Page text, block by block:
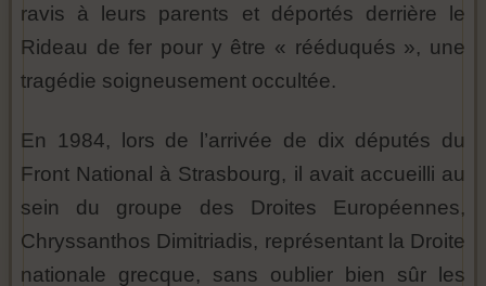
ravis à leurs parents et déportés derrière le
Rideau de fer pour y être « rééduqués », une
tragédie soigneusement occultée.
En 1984, lors de l’arrivée de dix députés du
Front National à Strasbourg, il avait accueilli au
sein du groupe des Droites Européennes,
Chryssanthos Dimitriadis, représentant la Droite
nationale grecque, sans oublier bien sûr les